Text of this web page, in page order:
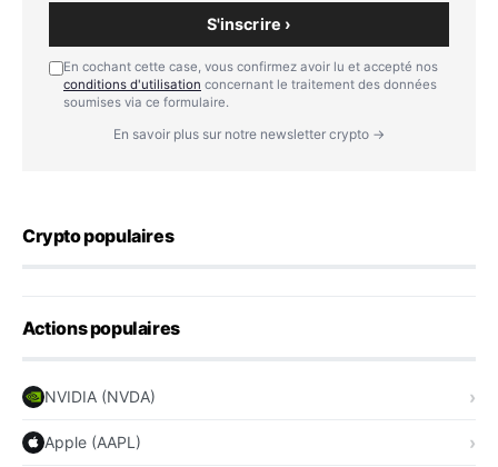
S'inscrire ›
En cochant cette case, vous confirmez avoir lu et accepté nos
conditions d'utilisation concernant le traitement des données
soumises via ce formulaire.
En savoir plus sur notre newsletter crypto →
Crypto populaires
Actions populaires
NVIDIA (NVDA)
Apple (AAPL)